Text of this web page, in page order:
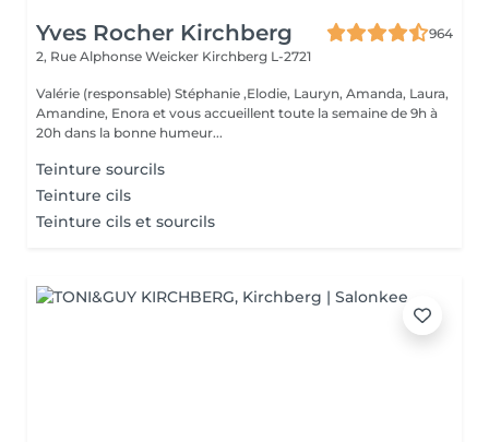
Yves Rocher Kirchberg
964
2, Rue Alphonse Weicker Kirchberg L-2721
Valérie (responsable) Stéphanie ,Elodie, Lauryn, Amanda, Laura,
Amandine, Enora et vous accueillent toute la semaine de 9h à
20h dans la bonne humeur...
Teinture sourcils
Teinture cils
Teinture cils et sourcils